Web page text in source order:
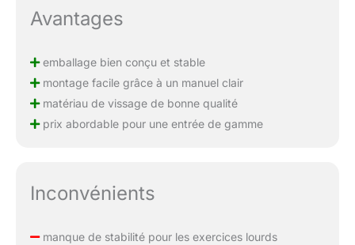
Avantages
emballage bien conçu et stable
montage facile grâce à un manuel clair
matériau de vissage de bonne qualité
prix abordable pour une entrée de gamme
Inconvénients
manque de stabilité pour les exercices lourds